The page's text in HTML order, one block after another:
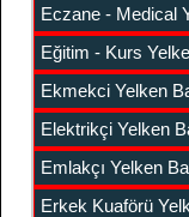
Eczane - Medical
Eğitim - Kurs
Ekmekci Yelken
Elektrikçi Yelken
Emlakçı Yelken
Erkek Kuaförü